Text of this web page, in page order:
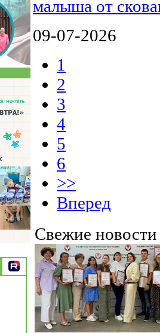
малыша от
09-07-2026
1
2
3
4
5
6
>>
Вперед
Свежие